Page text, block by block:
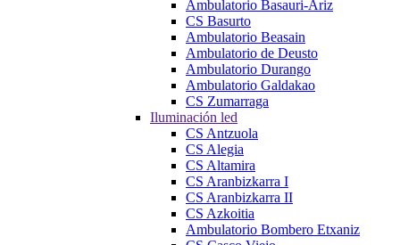
Ambulatorio Basauri-Ariz
CS Basurto
Ambulatorio Beasain
Ambulatorio de Deusto
Ambulatorio Durango
Ambulatorio Galdakao
CS Zumarraga
Iluminación led
CS Antzuola
CS Alegia
CS Altamira
CS Aranbizkarra I
CS Aranbizkarra II
CS Azkoitia
Ambulatorio Bombero Etxaniz